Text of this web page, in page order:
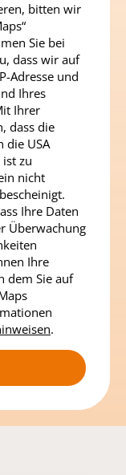
bitten wir
Sie bei
dass wir auf
Adresse und
Ihres
Ihrer
dass die
die USA
zu
nicht
Ihre Daten
Überwachung
Ihre
dem Sie auf
.